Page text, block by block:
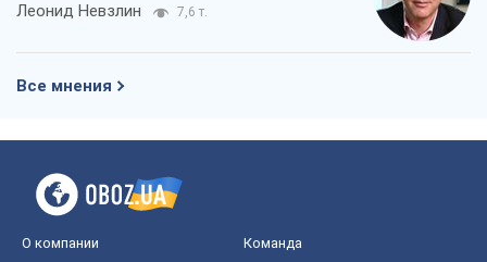
Леонид Невзлин 7,6 т.
Все мнения
О компании Команда